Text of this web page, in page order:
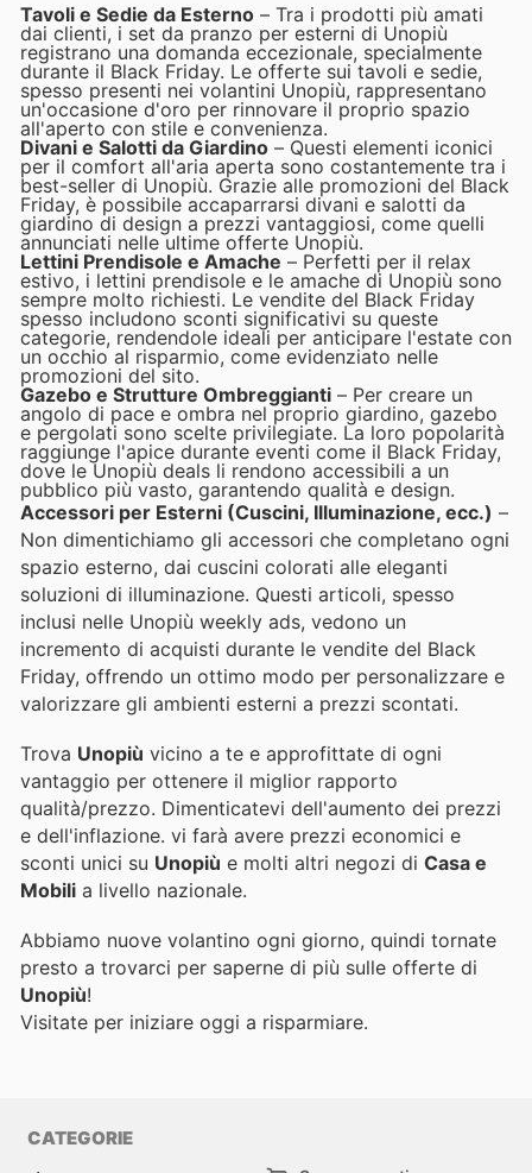
Tavoli e Sedie da Esterno – Tra i prodotti più amati
dai clienti, i set da pranzo per esterni di Unopiù
registrano una domanda eccezionale, specialmente
durante il Black Friday. Le offerte sui tavoli e sedie,
spesso presenti nei volantini Unopiù, rappresentano
un'occasione d'oro per rinnovare il proprio spazio
all'aperto con stile e convenienza.
Divani e Salotti da Giardino – Questi elementi iconici
per il comfort all'aria aperta sono costantemente tra i
best-seller di Unopiù. Grazie alle promozioni del Black
Friday, è possibile accaparrarsi divani e salotti da
giardino di design a prezzi vantaggiosi, come quelli
annunciati nelle ultime offerte Unopiù.
Lettini Prendisole e Amache – Perfetti per il relax
estivo, i lettini prendisole e le amache di Unopiù sono
sempre molto richiesti. Le vendite del Black Friday
spesso includono sconti significativi su queste
categorie, rendendole ideali per anticipare l'estate con
un occhio al risparmio, come evidenziato nelle
promozioni del sito.
Gazebo e Strutture Ombreggianti – Per creare un
angolo di pace e ombra nel proprio giardino, gazebo
e pergolati sono scelte privilegiate. La loro popolarità
raggiunge l'apice durante eventi come il Black Friday,
dove le Unopiù deals li rendono accessibili a un
pubblico più vasto, garantendo qualità e design.
Accessori per Esterni (Cuscini, Illuminazione, ecc.) –
Non dimentichiamo gli accessori che completano ogni
spazio esterno, dai cuscini colorati alle eleganti
soluzioni di illuminazione. Questi articoli, spesso
inclusi nelle Unopiù weekly ads, vedono un
incremento di acquisti durante le vendite del Black
Friday, offrendo un ottimo modo per personalizzare e
valorizzare gli ambienti esterni a prezzi scontati.
Trova Unopiù vicino a te e approfittate di ogni
vantaggio per ottenere il miglior rapporto
qualità/prezzo. Dimenticatevi dell'aumento dei prezzi
e dell'inflazione. vi farà avere prezzi economici e
sconti unici su Unopiù e molti altri negozi di Casa e
Mobili a livello nazionale.
Abbiamo nuove volantino ogni giorno, quindi tornate
presto a trovarci per saperne di più sulle offerte di
Unopiù!
Visitate per iniziare oggi a risparmiare.
CATEGORIE